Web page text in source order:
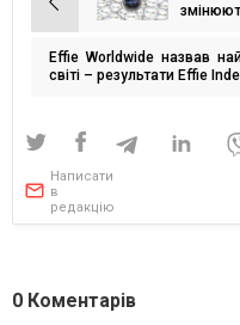
Навігація
записів
Effie Worldwide назвав
світі – результати Effie
Написати
в
редакцію
0 Коментарів